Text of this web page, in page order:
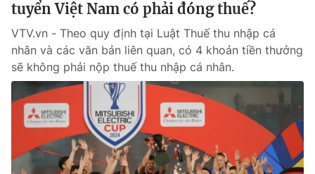
tuyển Việt Nam có phải đóng thuế?
VTV.vn - Theo quy định tại Luật Thuế thu nhập cá
nhân và các văn bản liên quan, có 4 khoản tiền thưởng
sẽ không phải nộp thuế thu nhập cá nhân.